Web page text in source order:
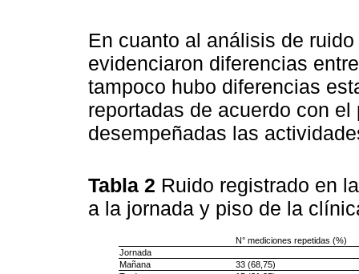
En cuanto al análisis de
evidenciaron diferencias
tampoco hubo diferencias
reportadas de acuerdo con
desempeñadas las
Tabla 2 Ruido registrado en
a la jornada y piso de la
N° mediciones repetidas (%)
Jornada
Mañana
33 (68,75)